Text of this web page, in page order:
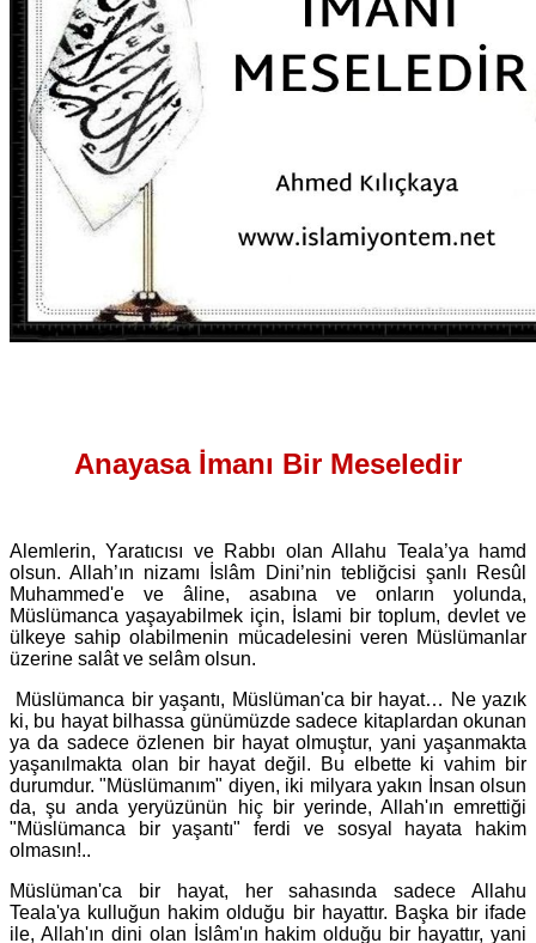
Anayasa İmanı Bir Meseledir
Alemlerin, Yaratıcısı ve Rabbı olan Allahu Teala’ya hamd
olsun. Allah’ın nizamı İslâm Dini’nin tebliğcisi şanlı Resûl
Muhammed'e ve âline, asabına ve onların yolunda,
Müslümanca yaşayabilmek için, İslami bir toplum, devlet ve
ülkeye sahip olabilmenin mücadelesini veren Müslümanlar
üzerine salât ve selâm olsun.
Müslümanca bir yaşantı, Müslüman'ca bir hayat… Ne yazık
ki, bu hayat bilhassa günümüzde sadece kitaplardan okunan
ya da sadece özlenen bir hayat olmuştur, yani yaşanmakta
yaşanılmakta olan bir hayat değil. Bu elbette ki vahim bir
durumdur. "Müslümanım" diyen, iki milyara yakın İnsan olsun
da, şu anda yeryüzünün hiç bir yerinde, Allah'ın emrettiği
"Müslümanca bir yaşantı" ferdi ve sosyal hayata hakim
olmasın!..
Müslüman'ca bir hayat, her sahasında sadece Allahu
Teala'ya kulluğun hakim olduğu bir hayattır. Başka bir ifade
ile, Allah'ın dini olan İslâm'ın hakim olduğu bir hayattır, yani